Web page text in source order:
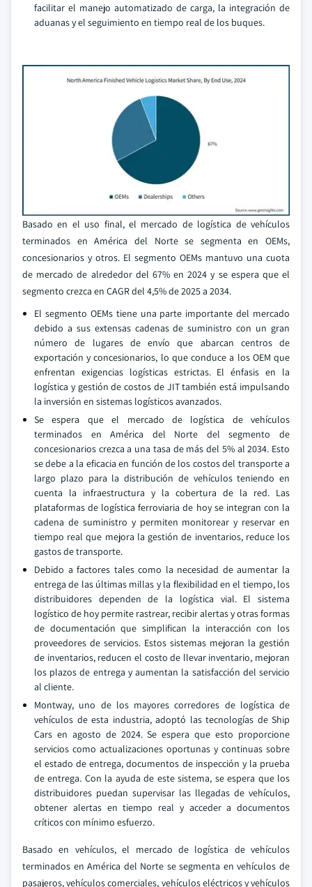
facilitar el manejo automatizado de carga, la integración de
aduanas y el seguimiento en tiempo real de los buques.
Basado en el uso final, el mercado de logística de vehículos
terminados en América del Norte se segmenta en OEMs,
concesionarios y otros. El segmento OEMs mantuvo una cuota
de mercado de alrededor del 67% en 2024 y se espera que el
segmento crezca en CAGR del 4,5% de 2025 a 2034.
El segmento OEMs tiene una parte importante del mercado
debido a sus extensas cadenas de suministro con un gran
número de lugares de envío que abarcan centros de
exportación y concesionarios, lo que conduce a los OEM que
enfrentan exigencias logísticas estrictas. El énfasis en la
logística y gestión de costos de JIT también está impulsando
la inversión en sistemas logísticos avanzados.
Se espera que el mercado de logística de vehículos
terminados en América del Norte del segmento de
concesionarios crezca a una tasa de más del 5% al 2034. Esto
se debe a la eficacia en función de los costos del transporte a
largo plazo para la distribución de vehículos teniendo en
cuenta la infraestructura y la cobertura de la red. Las
plataformas de logística ferroviaria de hoy se integran con la
cadena de suministro y permiten monitorear y reservar en
tiempo real que mejora la gestión de inventarios, reduce los
gastos de transporte.
Debido a factores tales como la necesidad de aumentar la
entrega de las últimas millas y la flexibilidad en el tiempo, los
distribuidores dependen de la logística vial. El sistema
logístico de hoy permite rastrear, recibir alertas y otras formas
de documentación que simplifican la interacción con los
proveedores de servicios. Estos sistemas mejoran la gestión
de inventarios, reducen el costo de llevar inventario, mejoran
los plazos de entrega y aumentan la satisfacción del servicio
al cliente.
Montway, uno de los mayores corredores de logística de
vehículos de esta industria, adoptó las tecnologías de Ship
Cars en agosto de 2024. Se espera que esto proporcione
servicios como actualizaciones oportunas y continuas sobre
el estado de entrega, documentos de inspección y la prueba
de entrega. Con la ayuda de este sistema, se espera que los
distribuidores puedan supervisar las llegadas de vehículos,
obtener alertas en tiempo real y acceder a documentos
críticos con mínimo esfuerzo.
Basado en vehículos, el mercado de logística de vehículos
terminados en América del Norte se segmenta en vehículos de
pasajeros, vehículos comerciales, vehículos eléctricos y vehículos